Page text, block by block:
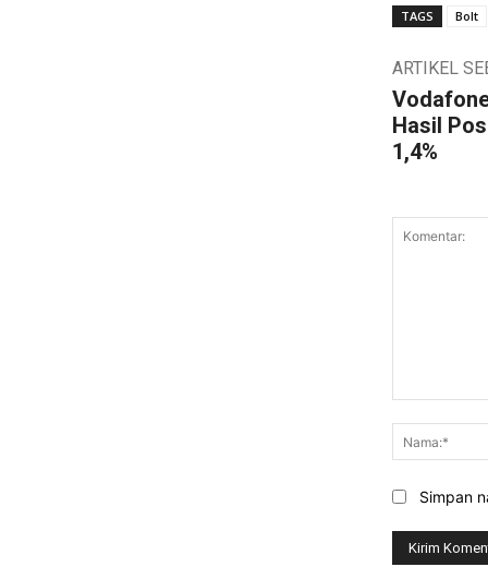
TAGS Bolt
ARTIKEL
Hasil
1,4%
Simpan